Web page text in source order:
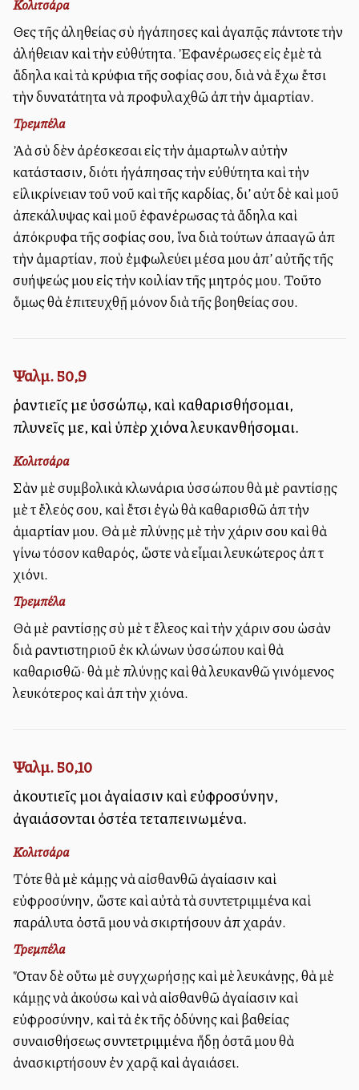
Κολιτσάρα
Θεὸς τῆς ἀληθείας σὺ ἠγάπησες καὶ ἀγαπᾷς πάντοτε τὴν
ἀλήθειαν καὶ τὴν εὐθύτητα. Ἐφανέρωσες εἰς ἐμὲ τὰ
ἄδηλα καὶ τὰ κρύφια τῆς σοφίας σου, διὰ νὰ ἔχω ἔτσι
τὴν δυνατάτητα νὰ προφυλαχθῶ ἀπὸ τὴν ἁμαρτίαν.
Τρεμπέλα
Ἀλλὰ σὺ δὲν ἀρέσκεσαι εἰς τὴν ἁμαρτωλὸν αὐτὴν
κατάστασιν, διότι ἠγάπησας τὴν εὐθύτητα καὶ τὴν
εἰλικρίνειαν τοῦ νοῦ καὶ τῆς καρδίας, δι’ αὐτὸ δὲ καὶ μοῦ
ἀπεκάλυψας καὶ μοῦ ἐφανέρωσας τὰ ἄδηλα καὶ
ἀπόκρυφα τῆς σοφίας σου, ἵνα διὰ τούτων ἀπαλλαγῶ ἀπὸ
τὴν ἁμαρτίαν, ποὺ ἐμφωλεύει μέσα μου ἀπ’ αὐτῆς τῆς
συλλήψεώς μου εἰς τὴν κοιλίαν τῆς μητρός μου. Τοῦτο
ὅμως θὰ ἐπιτευχθῇ μόνον διὰ τῆς βοηθείας σου.
Ψαλμ. 50,9
ῥαντιεῖς με ὑσσώπῳ, καὶ καθαρισθήσομαι,
πλυνεῖς με, καὶ ὑπὲρ χιόνα λευκανθήσομαι.
Κολιτσάρα
Σὰν μὲ συμβολικὰ κλωνάρια ὑσσώπου θὰ μὲ ραντίσῃς
μὲ τὸ ἔλεός σου, καὶ ἔτσι ἐγὼ θὰ καθαρισθῶ ἀπὸ τὴν
ἁμαρτίαν μου. Θὰ μὲ πλύνῃς μὲ τὴν χάριν σου καὶ θὰ
γίνω τόσον καθαρός, ὥστε νὰ εἶμαι λευκώτερος ἀπὸ τὸ
χιόνι.
Τρεμπέλα
Θὰ μὲ ραντίσῃς σὺ μὲ τὸ ἔλεος καὶ τὴν χάριν σου ὡσὰν
διὰ ραντιστηριοῦ ἐκ κλώνων ὑσσώπου καὶ θὰ
καθαρισθῶ· θὰ μὲ πλύνῃς καὶ θὰ λευκανθῶ γινόμενος
λευκότερος καὶ ἀπὸ τὴν χιόνα.
Ψαλμ. 50,10
ἀκουτιεῖς μοι ἀγαλλίασιν καὶ εὐφροσύνην,
ἀγαλλιάσονται ὀστέα τεταπεινωμένα.
Κολιτσάρα
Τότε θὰ μὲ κάμῃς νὰ αἰσθανθῶ ἀγαλλίασιν καὶ
εὐφροσύνην, ὥστε καὶ αὐτὰ τὰ συντετριμμένα καὶ
παράλυτα ὀστᾶ μου νὰ σκιρτήσουν ἀπὸ χαράν.
Τρεμπέλα
Ὅταν δὲ οὕτω μὲ συγχωρήσῃς καὶ μὲ λευκάνῃς, θὰ μὲ
κάμῃς νὰ ἀκούσω καὶ νὰ αἰσθανθῶ ἀγαλλίασιν καὶ
εὐφροσύνην, καὶ τὰ ἐκ τῆς ὀδύνης καὶ βαθείας
συναισθήσεως συντετριμμένα ἥδῃ ὀστᾶ μου θὰ
ἀνασκιρτήσουν ἐν χαρᾷ καὶ ἀγαλλιάσει.